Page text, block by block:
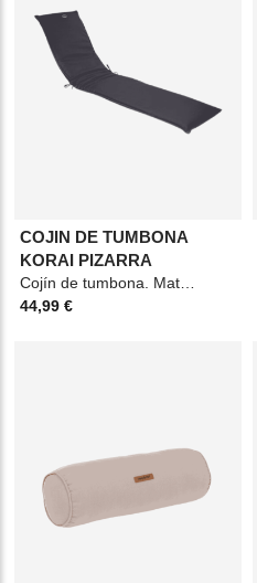
COJIN DE TUMBONA
KORAI PIZARRA
44,99 €